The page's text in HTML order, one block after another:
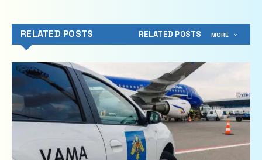
RELATED POSTS RELATED POSTS MORE